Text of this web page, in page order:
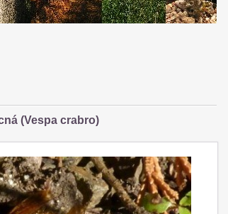
(Vespa crabro)